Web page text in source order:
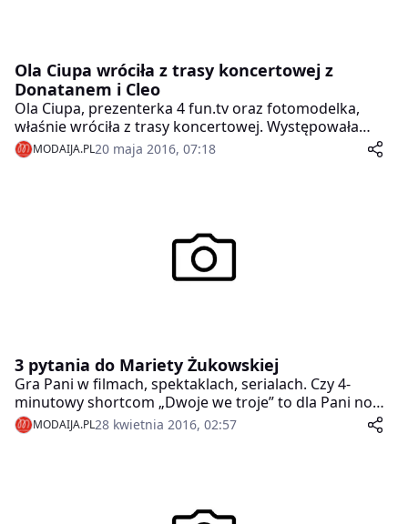
Ola Ciupa wróciła z trasy koncertowej z
Donatanem i Cleo
Ola Ciupa, prezenterka 4 fun.tv oraz fotomodelka,
właśnie wróciła z trasy koncertowej. Występowała
razem z Donatanem i Cleo m.in. w Nowym Jorku,
Chicago oraz Denver.
MODAIJA.PL20 maja 2016, 07:18
3 pytania do Mariety Żukowskiej
Gra Pani w filmach, spektaklach, serialach. Czy 4-
minutowy shortcom „Dwoje we troje” to dla Pani nowe
doświadczenie?
MODAIJA.PL28 kwietnia 2016, 02:57